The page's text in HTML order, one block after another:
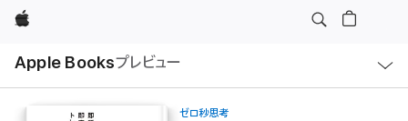
Apple
Apple Booksプレビュー
ル
ゼロ秒思考